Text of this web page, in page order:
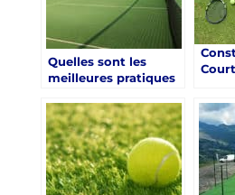
Quelles sont les
meilleures pratiques
quotidien d’un court
de tennis en gazon
synthétique pour les
universités dans les
Alpes-Maritimes?
Nice